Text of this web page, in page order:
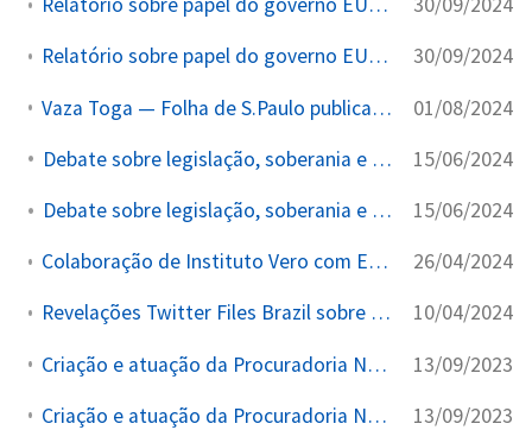
Relatório sobre papel do governo EUA no complexo de censura no Brasil 30/09/2024
Vaza Toga — Folha de S.Paulo publica mensagens internas do TSE/STF 01/08/2024
Debate sobre legislação, soberania e investigações 15/06/2024
Debate sobre legislação, soberania e investigações 15/06/2024
Colaboração de Instituto Vero com Embaixada EUA para palestras na Amazônia 26/04/2024
Revelações Twitter Files Brazil sobre acesso privilegiado de Felipe Neto 10/04/2024
Criação e atuação da Procuradoria Nacional de Defesa da Democracia (PNDD) 13/09/2023
Criação e atuação da Procuradoria Nacional de Defesa da Democracia (PNDD) 13/09/2023